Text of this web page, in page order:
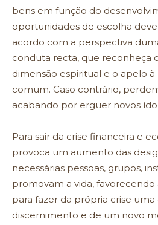
bens em função do
oportunidades de escolha
acordo com a perspectiva
conduta recta, que reconheça
dimensão espiritual e o apelo
comum. Caso contrário,
acabando por erguer novos
Para sair da crise financeira e
provoca um aumento das
necessárias pessoas, grupos,
promovam a vida,
para fazer da própria crise uma
discernimento e de um novo